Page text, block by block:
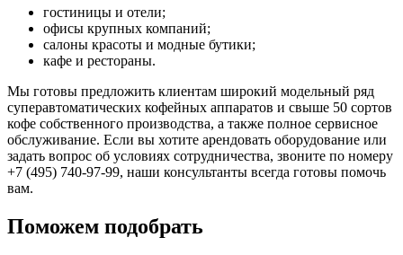
гостиницы и отели;
офисы крупных компаний;
салоны красоты и модные бутики;
кафе и рестораны.
Мы готовы предложить клиентам широкий модельный ряд
суперавтоматических кофейных аппаратов и свыше 50 сортов
кофе собственного производства, а также полное сервисное
обслуживание. Если вы хотите арендовать оборудование или
задать вопрос об условиях сотрудничества, звоните по номеру
+7 (495) 740-97-99, наши консультанты всегда готовы помочь
вам.
Поможем подобрать